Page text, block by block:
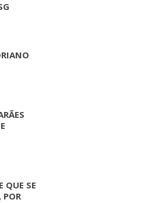
QUE SE
POR